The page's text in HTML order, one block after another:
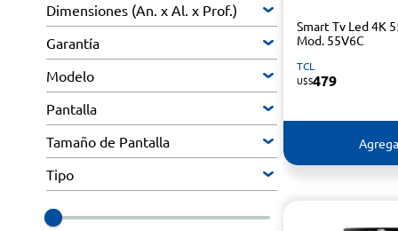
Dimensiones (An. x Al. x Prof.)
Garantía
Modelo
Pantalla
Tamaño de Pantalla
Tipo
Smart Tv Led 4K
Mod. 55V6C
TCL
U$S479